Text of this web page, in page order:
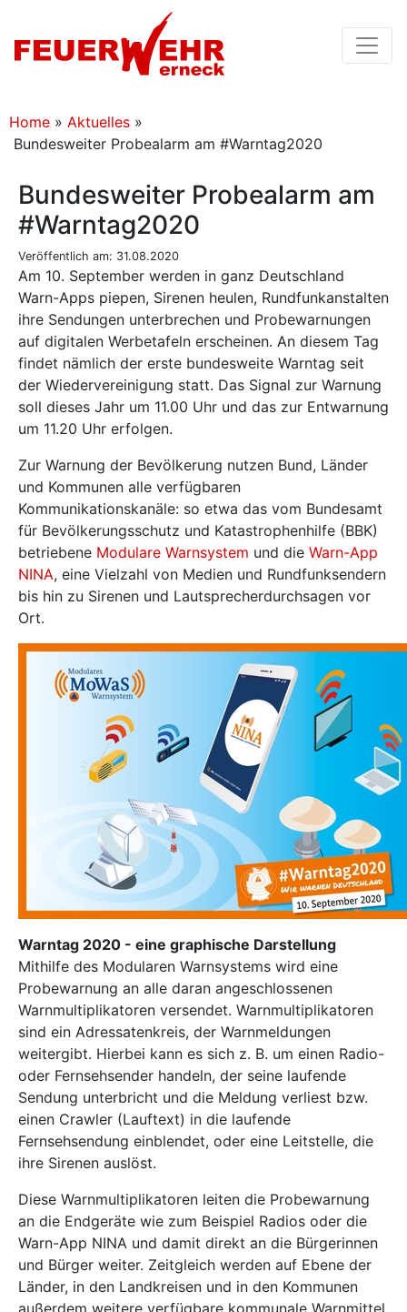
Home » Aktuelles »
Bundesweiter Probealarm am #Warntag2020
Bundesweiter Probealarm am
#Warntag2020
Veröffentlich am: 31.08.2020
Am 10. September werden in ganz Deutschland
Warn-Apps piepen, Sirenen heulen, Rundfunkanstalten
ihre Sendungen unterbrechen und Probewarnungen
auf digitalen Werbetafeln erscheinen. An diesem Tag
findet nämlich der erste bundesweite Warntag seit
der Wiedervereinigung statt. Das Signal zur Warnung
soll dieses Jahr um 11.00 Uhr und das zur Entwarnung
um 11.20 Uhr erfolgen.
Zur Warnung der Bevölkerung nutzen Bund, Länder
und Kommunen alle verfügbaren
Kommunikationskanäle: so etwa das vom Bundesamt
für Bevölkerungsschutz und Katastrophenhilfe (BBK)
betriebene Modulare Warnsystem und die Warn-App
NINA, eine Vielzahl von Medien und Rundfunksendern
bis hin zu Sirenen und Lautsprecherdurchsagen vor
Ort.
Warntag 2020 - eine graphische Darstellung
Mithilfe des Modularen Warnsystems wird eine
Probewarnung an alle daran angeschlossenen
Warnmultiplikatoren versendet. Warnmultiplikatoren
sind ein Adressatenkreis, der Warnmeldungen
weitergibt. Hierbei kann es sich z. B. um einen Radio-
oder Fernsehsender handeln, der seine laufende
Sendung unterbricht und die Meldung verliest bzw.
einen Crawler (Lauftext) in die laufende
Fernsehsendung einblendet, oder eine Leitstelle, die
ihre Sirenen auslöst.
Diese Warnmultiplikatoren leiten die Probewarnung
an die Endgeräte wie zum Beispiel Radios oder die
Warn-App NINA und damit direkt an die Bürgerinnen
und Bürger weiter. Zeitgleich werden auf Ebene der
Länder, in den Landkreisen und in den Kommunen
außerdem weitere verfügbare kommunale Warnmittel